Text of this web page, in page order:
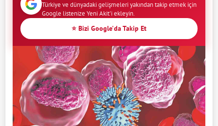
Türkiye ve dünyadaki gelişmeleri yakından takip etmek için
Google listenize Yeni Akit'i ekleyin.
⭐ Bizi Google'da Takip Et